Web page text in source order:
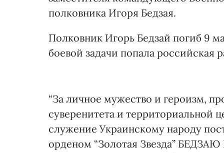
полковника Игоря Бедзая.
Полковник Игорь Бедзай погиб 9
боевой задачи попала российская
“За личное мужество и героизм,
суверенитета и территориальной
служение Украинскому народу
орденом “Золотая Звезда”